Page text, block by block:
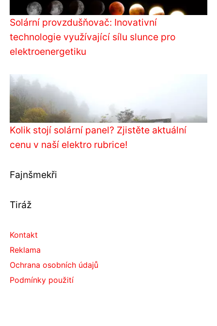
Solární provzdušňovač: Inovativní
technologie využívající sílu slunce pro
elektroenergetiku
Kolik stojí solární panel? Zjistěte aktuální
cenu v naší elektro rubrice!
Fajnšmekři
Tiráž
Kontakt
Reklama
Ochrana osobních údajů
Podmínky použití